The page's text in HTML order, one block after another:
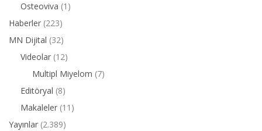
Osteoviva (1)
Haberler (223)
MN Dijital (32)
Videolar (12)
Multipl Miyelom (7)
Editöryal (8)
Makaleler (11)
Yayınlar (2.389)